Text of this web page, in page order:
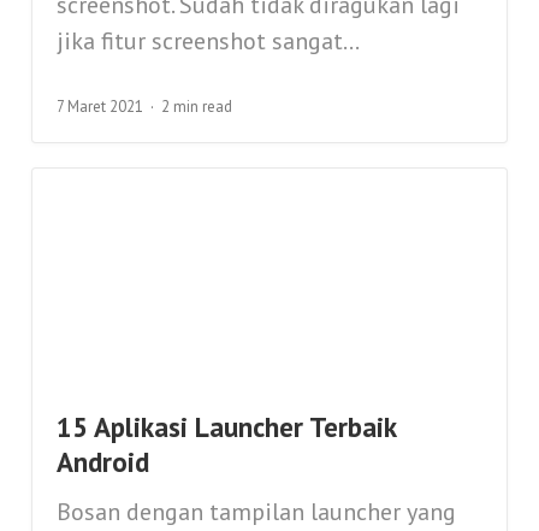
jika fitur screenshot sangat...
7 Maret 2021 2 min read
15 Aplikasi Launcher Terbaik
Android
Bosan dengan tampilan launcher yang